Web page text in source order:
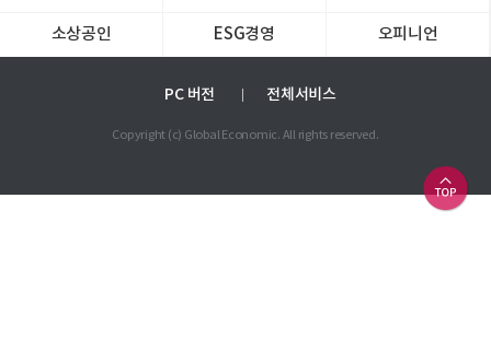
소상공인 ESG경영 오피니언
PC 버전 전체서비스
Copyright (c) Global Economic. All rights reserved.